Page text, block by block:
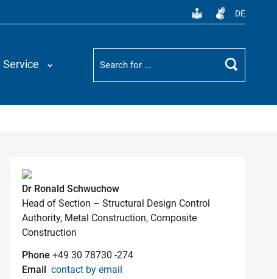
DE
Service
Suchbegriff
Search
Contact
Dr Ronald Schwuchow
Head of Section – Structural Design Control
Authority, Metal Construction, Composite
Construction
Phone +49 30 78730 -274
Email contact by email